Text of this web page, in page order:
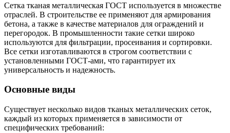
латунный
Круг
латунный
(пруток)
Лента
латунная
Лист
медная
Круг
Задвижки
чугунные
Группы
Ванны и
резьбовые
Сетка тканая металлическая ГОСТ используется в множестве
отраслей. В строительстве ее применяют для армирования
бетона, а также в качестве материалов для ограждений и
перегородок. В промышленности такие сетки широко
используются для фильтрации, просеивания и сортировки.
Все сетки изготавливаются в строгом соответствии с
установленными ГОСТ-ами, что гарантирует их
универсальность и надежность.
Основные виды
Существует несколько видов тканых металлических сеток,
каждый из которых применяется в зависимости от
специфических требований: